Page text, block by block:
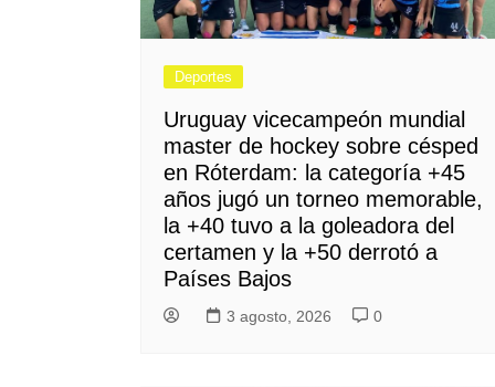
Deportes
Uruguay vicecampeón mundial
master de hockey sobre césped
en Róterdam: la categoría +45
años jugó un torneo memorable,
la +40 tuvo a la goleadora del
certamen y la +50 derrotó a
Países Bajos
3 agosto, 2026 0